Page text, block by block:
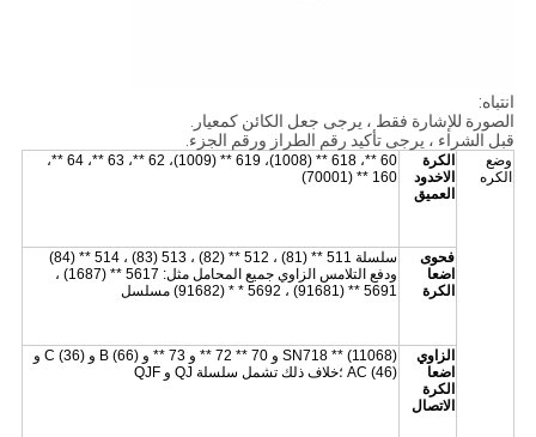
انتباه:
الصورة للإشارة فقط ، يرجى جعل الكائن كمعيار.
قبل الشراء ، يرجى تأكيد رقم الطراز ورقم الجزء.
وضع
الكره
الكرة
الاخدود
العميق
60 **، 618 ** (1008)، 619 ** (1009)، 62 **، 63 **، 64 **،
160 ** (70001)
فحوى
اضعا
الكرة
سلسلة 511 ** (81) ، 512 ** (82) ، 513 (83) ، 514 ** (84)
ودفع التلامس الزاوي جميع المحامل مثل: 5617 ** (1687) ،
5691 ** (91681) ، 5692 * * (91682) مسلسل
الزاوي
اضعا
الكرة
الاتصال
SN718 ** (11068) و 70 ** 72 ** و 73 ** و B (66) و C (36) و
AC (46) ؛خلاف ذلك تشمل سلسلة QJ و QJF